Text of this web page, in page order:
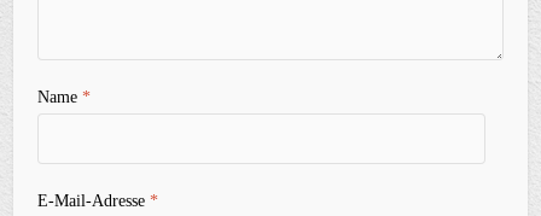
Name*
E-Mail-Adresse*